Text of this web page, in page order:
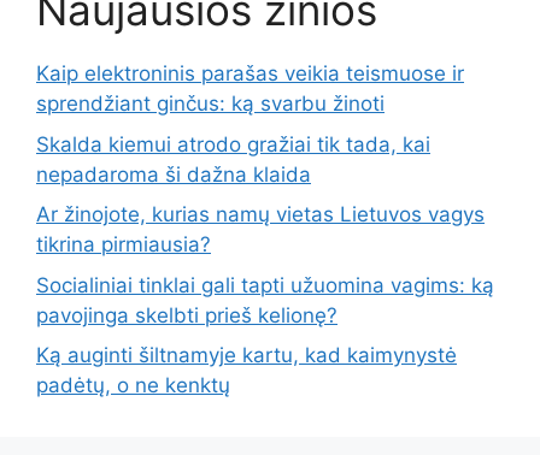
Kaip elektroninis parašas veikia teismuose ir
sprendžiant ginčus: ką svarbu žinoti
Skalda kiemui atrodo gražiai tik tada, kai
nepadaroma ši dažna klaida
Ar žinojote, kurias namų vietas Lietuvos vagys
tikrina pirmiausia?
Socialiniai tinklai gali tapti užuomina vagims: ką
pavojinga skelbti prieš kelionę?
Ką auginti šiltnamyje kartu, kad kaimynystė
padėtų, o ne kenktų